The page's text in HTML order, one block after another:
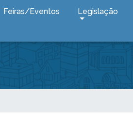
Feiras/Eventos Legislação